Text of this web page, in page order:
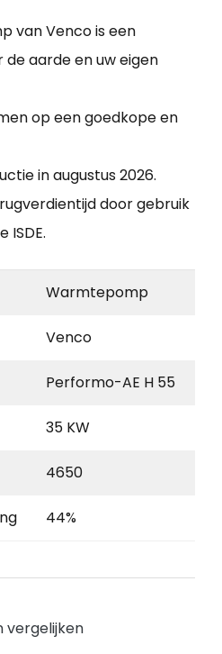
van Venco is een
aarde en uw eigen
op een goedkope en
in augustus 2026.
door gebruik
ISDE.
Warmtepomp
Venco
Performo-AE H 55
35 KW
4650
44%
vergelijken